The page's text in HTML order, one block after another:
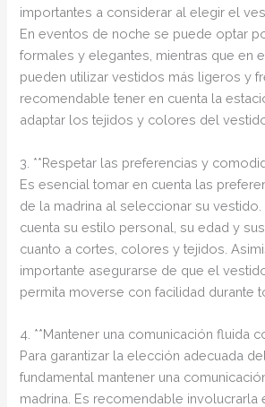
importantes a considerar al elegir el
En eventos de noche se puede optar
formales y elegantes, mientras que en
pueden utilizar vestidos más ligeros y
recomendable tener en cuenta la
adaptar los tejidos y colores del
3. **Respetar las preferencias y
Es esencial tomar en cuenta las
de la madrina al seleccionar su
cuenta su estilo personal, su edad y
cuanto a cortes, colores y tejidos.
importante asegurarse de que el
permita moverse con facilidad durante
4. **Mantener una comunicación fluida
Para garantizar la elección adecuada
fundamental mantener una
madrina. Es recomendable